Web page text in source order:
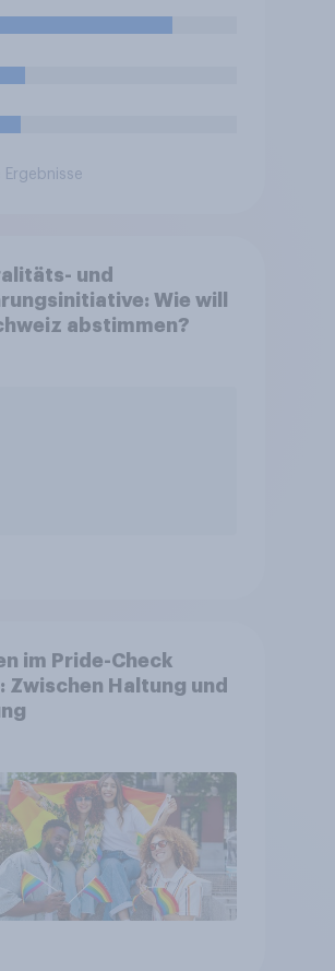
Ergebnisse
und
Wie will
abstimmen?
im Pride-Check
Zwischen Haltung und